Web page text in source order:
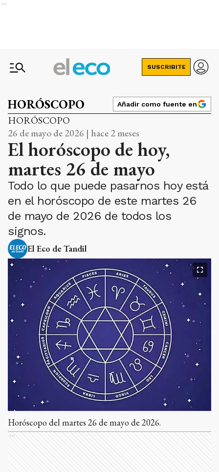
Ads
SUSCRIBITE
HORÓSCOPO Añadir como fuente en
HORÓSCOPO
26 de mayo de 2026 | hace 2 meses
El horóscopo de hoy,
martes 26 de mayo
Todo lo que puede pasarnos hoy está
en el horóscopo de este martes 26
de mayo de 2026 de todos los
signos.
El Eco de Tandil
Horóscopo del martes 26 de mayo de 2026.
Ads